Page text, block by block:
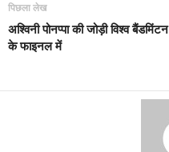
पिछला लेख
अश्विनी पोनप्पा की जोड़ी विश्व बैंडमिंटन
के फाइनल में